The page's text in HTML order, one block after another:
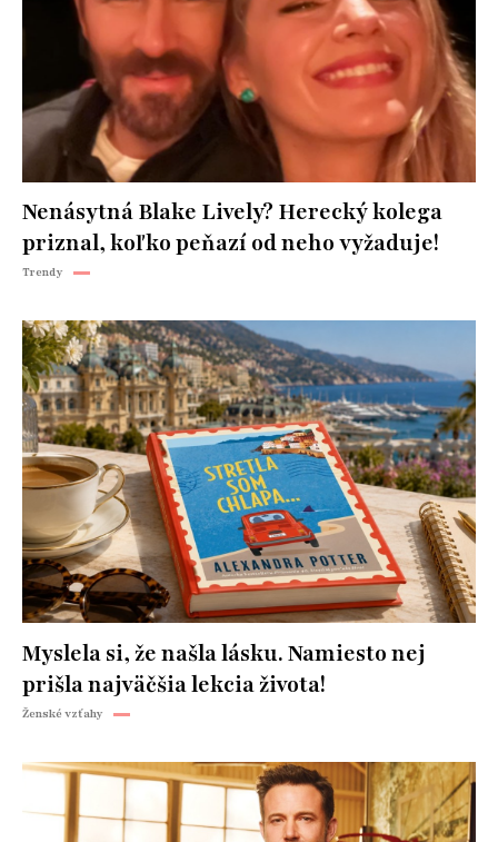
Nenásytná Blake Lively? Herecký kolega
priznal, koľko peňazí od neho vyžaduje!
Trendy
Myslela si, že našla lásku. Namiesto nej
prišla najväčšia lekcia života!
Ženské vzťahy